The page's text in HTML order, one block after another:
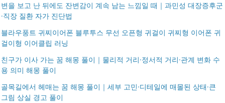
변을 보고 난 뒤에도 잔변감이 계속 남는 느낌일 때｜과민성 대장증후군
·직장 질환 자가 진단법
블라우풍트 귀찌이어폰 블루투스 무선 오픈형 귀걸이 귀찌형 이어폰 귀
걸이형 이어클립 러닝
친구가 이사 가는 꿈 해몽 풀이｜물리적 거리·정서적 거리·관계 변화 수
용 의미 해몽 풀이
골목길에서 헤매는 꿈 해몽 풀이｜세부 고민·디테일에 매몰된 상태·큰
그림 상실 경고 풀이